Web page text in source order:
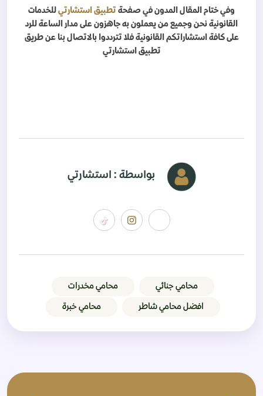
وفي ختام المقال المدون في صفحة تطبيق استشارتي للخدمات
القانونية نحن وجميع من يعملون به جاهزون على مدار الساعة للرد
على كافة استشاراتكم القانونية فلا تترددوا بالاتصال بنا عن طريق
تطبيق استشارتي
بواسطة : استشارتي
محامي جنائي محامي مخدرات
افضل محامي شاطر محامي خبرة